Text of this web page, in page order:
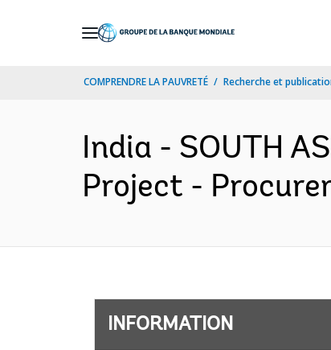
COMPRENDRE LA PAUVRETÉ Recherche et
India - SOUTH
Project -
INFORMATION